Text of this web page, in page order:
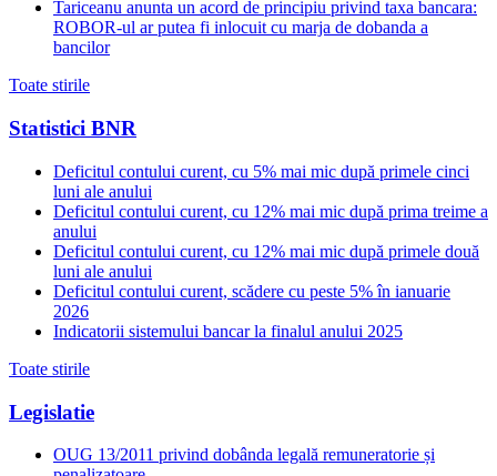
Tariceanu anunta un acord de principiu privind taxa bancara:
ROBOR-ul ar putea fi inlocuit cu marja de dobanda a
bancilor
Toate stirile
Statistici BNR
Deficitul contului curent, cu 5% mai mic după primele cinci
luni ale anului
Deficitul contului curent, cu 12% mai mic după prima treime a
anului
Deficitul contului curent, cu 12% mai mic după primele două
luni ale anului
Deficitul contului curent, scădere cu peste 5% în ianuarie
2026
Indicatorii sistemului bancar la finalul anului 2025
Toate stirile
Legislatie
OUG 13/2011 privind dobânda legală remuneratorie și